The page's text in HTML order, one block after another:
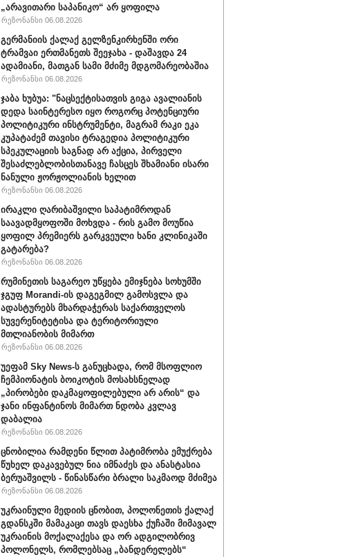
„არავითარი საპანიკო“ არ ყოფილა
რეზონანსი 06.08.2026
გერმანიის ქალაქ გელზენკირხენში ორი
ტრამვაი ერთმანეთს შეეჯახა - დაშავდა 24
ადამიანი, მათგან სამი მძიმე მდგომარეობაშია
რეზონანსი 06.08.2026
ჯაბა ხუბუა: "ნაცსექტისათვის გიგა ავალიანის
დედა საინტერესო იყო როგორც პოტენციური
პოლიტიკური ინსტრუმენტი, მაგრამ რაკი ეკა
კუპატაძემ თავისი ტრაგედია პოლიტიკური
სპეკულაციის საგნად არ აქცია, პირველი
შესაძლებლობისთანავე ჩასცეს შხამიანი ისარი
ნანული ჟორჟოლიანის ხელით
რეზონანსი 06.08.2026
ირაკლი ღარიბაშვილი საპატიმროდან
საავადმყოფოში მოხვდა - რის გამო მოუწია
ყოფილ პრემიერს გარკვეული ხანი კლინიკაში
გატარება?
რეზონანსი 06.08.2026
რუმინეთის საგარეო უწყება ემიჯნება სოხუმში
ჯგუფ Morandi-ის დაგეგმილ გამოსვლა და
ადასტურებს მხარდაჭერას საქართველოს
სუვერენიტეტისა და ტერიტორიული
მთლიანობის მიმართ
რეზონანსი 06.08.2026
უეფამ Sky News-ს განუცხადა, რომ მსოფლიო
ჩემპიონატის ბოიკოტის მოსახსნელად
„პირობები დაკმაყოფილებული არ არის“ და
ჯანი ინფანტინოს მიმართ ნდობა კვლავ
დაბალია
რეზონანსი 06.08.2026
ცნობილია რამდენი წლით პატიმრობა ემუქრება
წუხელ დაკავებულ ნია იმნაძეს და ანასტასია
ბერუაშვილს - წინასწარი ბრალი საკმაოდ მძიმეა
რეზონანსი 06.08.2026
უკრაინული მედიის ცნობით, პოლონეთის ქალაქ
გდანსკში მამაკაცი თავს დაესხა ქუჩაში მიმავალ
უკრაინის მოქალაქესა და ორ ადგილობრივ
პოლონელს, რომლებსაც „ბანდერელებს“